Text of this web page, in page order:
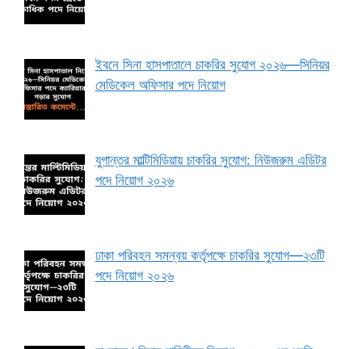
ইবনে সিনা হাসপাতালে চাকরির সুযোগ ২০২৬—সিনিয়র
মেডিকেল অফিসার পদে নিয়োগ
যুগান্তর মাল্টিমিডিয়ায় চাকরির সুযোগ: নিউজরুম এডিটর
পদে নিয়োগ ২০২৬
ঢাকা পরিবহন সমন্বয় কর্তৃপক্ষে চাকরির সুযোগ—২৩টি
পদে নিয়োগ ২০২৬